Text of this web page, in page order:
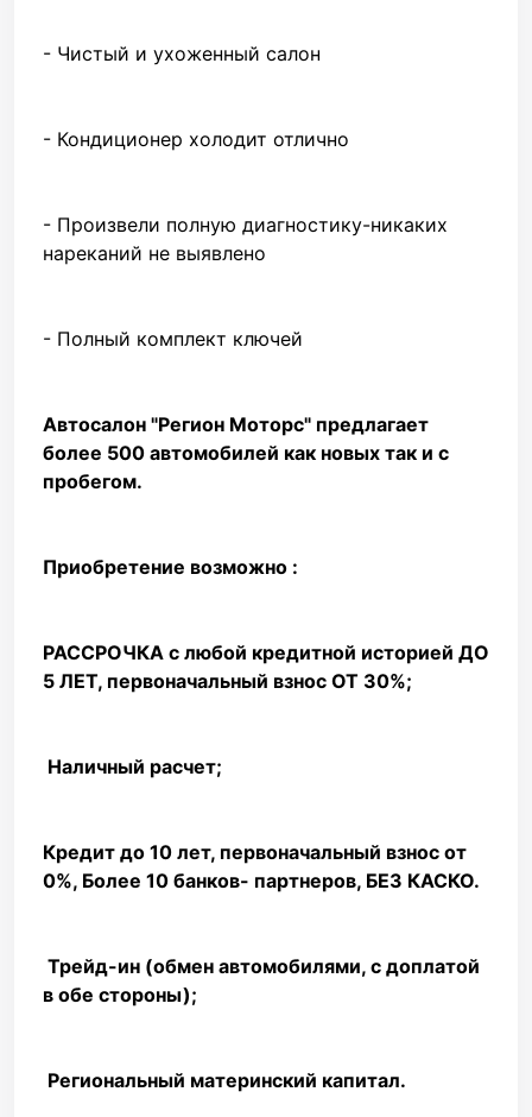
- Чистый и ухоженный салон
- Кондиционер холодит отлично
- Произвели полную диагностику-никаких
нареканий не выявлено
- Полный комплект ключей
Автосалон "Регион Моторс" предлагает
более 500 автомобилей как новых так и с
пробегом.
Приобретение возможно :
РАССРОЧКА с любой кредитной историей ДО
5 ЛЕТ, первоначальный взнос ОТ 30%;
️ Наличный расчет;
Кредит до 10 лет, первоначальный взнос от
0%, Более 10 банков- партнеров, БЕЗ КАСКО. ️
️ Трейд-ин (обмен автомобилями, с доплатой
в обе стороны);
️ Региональный материнский капитал.